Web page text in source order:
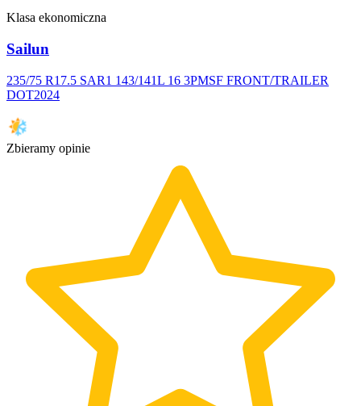
Klasa ekonomiczna
Sailun
235/75 R17.5 SAR1 143/141L 16 3PMSF FRONT/TRAILER
DOT2024
Zbieramy opinie